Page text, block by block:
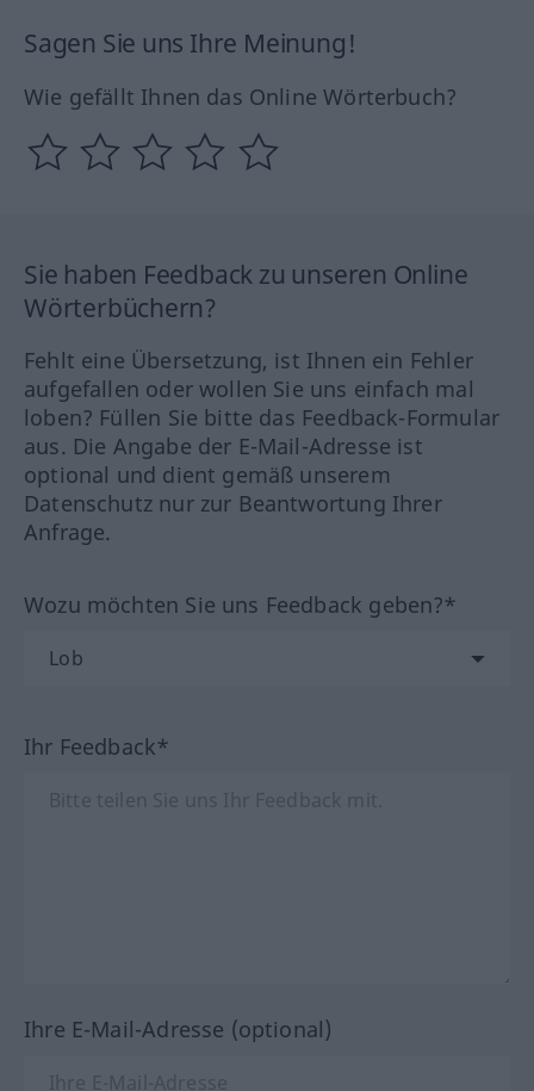
Sagen Sie uns Ihre Meinung!
Wie gefällt Ihnen das Online Wörterbuch?
Sie haben Feedback zu unseren Online
Wörterbüchern?
Fehlt eine Übersetzung, ist Ihnen ein Fehler
aufgefallen oder wollen Sie uns einfach mal
loben? Füllen Sie bitte das Feedback-Formular
aus. Die Angabe der E-Mail-Adresse ist
optional und dient gemäß unserem
Datenschutz nur zur Beantwortung Ihrer
Anfrage.
Wozu möchten Sie uns Feedback geben?*
Ihr Feedback*
Ihre E-Mail-Adresse (optional)